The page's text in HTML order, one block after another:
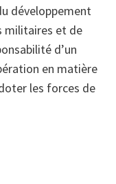
développement
militaires et de
d’un
en matière
les forces de